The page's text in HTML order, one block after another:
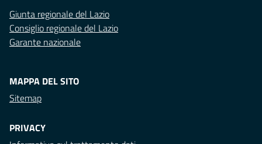
Giunta regionale del Lazio
Consiglio regionale del Lazio
Garante nazionale
MAPPA DEL SITO
Sitemap
PRIVACY